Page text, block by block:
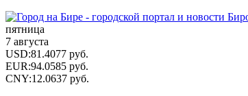
пятница
7 августа
USD:81.4077 руб.
EUR:94.0585 руб.
CNY:12.0637 руб.